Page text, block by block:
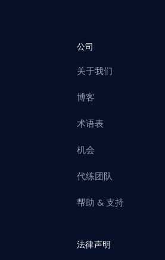
公司
关于我们
博客
术语表
机会
代练团队
帮助 & 支持
法律声明